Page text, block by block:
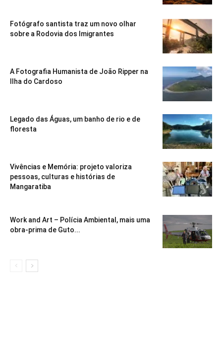
Fotógrafo santista traz um novo olhar
sobre a Rodovia dos Imigrantes
A Fotografia Humanista de João Ripper na
Ilha do Cardoso
Legado das Águas, um banho de rio e de
floresta
Vivências e Memória: projeto valoriza
pessoas, culturas e histórias de
Mangaratiba
Work and Art – Polícia Ambiental, mais uma
obra-prima de Guto...